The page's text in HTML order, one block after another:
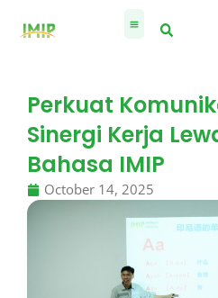
Perkuat
Sinergi Kerja
Bahasa IMIP
October 14, 2025